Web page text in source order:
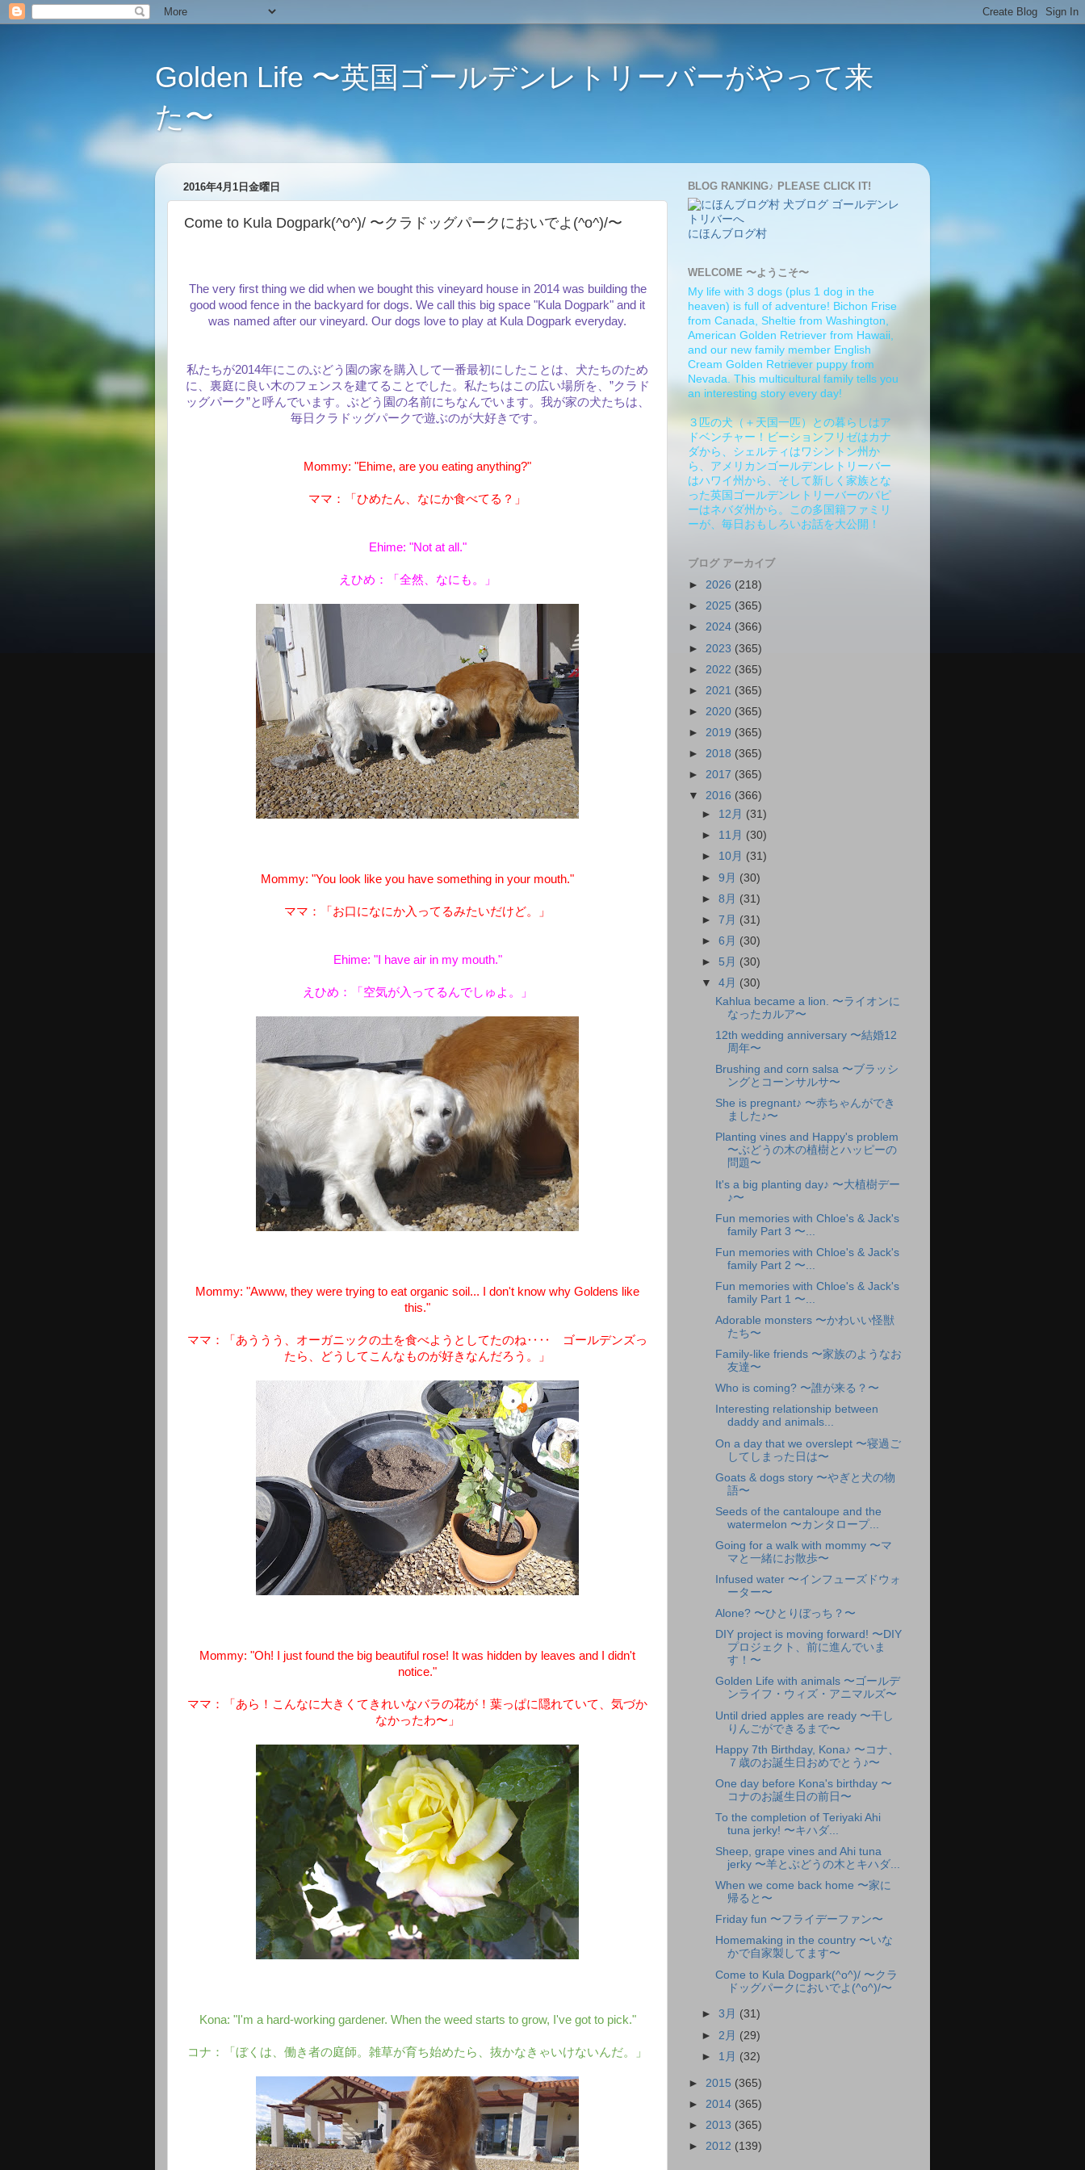
Golden Life 〜英国ゴールデンレトリーバーがやって来
た〜
2016年4月1日金曜日
Come to Kula Dogpark(^o^)/ 〜クラドッグパークにおいでよ(^o^)/〜
The very first thing we did when we bought this vineyard house in 2014 was building the
good wood fence in the backyard for dogs. We call this big space "Kula Dogpark" and it
was named after our vineyard. Our dogs love to play at Kula Dogpark everyday.
私たちが2014年にこのぶどう園の家を購入して一番最初にしたことは、犬たちのため
に、裏庭に良い木のフェンスを建てることでした。私たちはこの広い場所を、”クラド
ッグパーク”と呼んでいます。ぶどう園の名前にちなんでいます。我が家の犬たちは、
毎日クラドッグパークで遊ぶのが大好きです。
Mommy: "Ehime, are you eating anything?"
ママ：「ひめたん、なにか食べてる？」
Ehime: "Not at all."
えひめ：「全然、なにも。」
Mommy: "You look like you have something in your mouth."
ママ：「お口になにか入ってるみたいだけど。」
Ehime: "I have air in my mouth."
えひめ：「空気が入ってるんでしゅよ。」
Mommy: "Awww, they were trying to eat organic soil... I don't know why Goldens like
this."
ママ：「あううう、オーガニックの土を食べようとしてたのね‥‥ ゴールデンズっ
たら、どうしてこんなものが好きなんだろう。」
Mommy: "Oh! I just found the big beautiful rose! It was hidden by leaves and I didn't
notice."
ママ：「あら！こんなに大きくてきれいなバラの花が！葉っぱに隠れていて、気づか
なかったわ〜」
Kona: "I'm a hard-working gardener. When the weed starts to grow, I've got to pick."
コナ：「ぼくは、働き者の庭師。雑草が育ち始めたら、抜かなきゃいけないんだ。」
BLOG RANKING♪ PLEASE CLICK IT!
にほんブログ村
WELCOME 〜ようこそ〜
My life with 3 dogs (plus 1 dog in the
heaven) is full of adventure! Bichon Frise
from Canada, Sheltie from Washington,
American Golden Retriever from Hawaii,
and our new family member English
Cream Golden Retriever puppy from
Nevada. This multicultural family tells you
an interesting story every day!
３匹の犬（＋天国一匹）との暮らしはア
ドベンチャー！ビーションフリゼはカナ
ダから、シェルティはワシントン州か
ら、アメリカンゴールデンレトリーバー
はハワイ州から、そして新しく家族とな
った英国ゴールデンレトリーバーのパピ
ーはネバダ州から。この多国籍ファミリ
ーが、毎日おもしろいお話を大公開！
ブログ アーカイブ
► 2026 (218)
► 2025 (365)
► 2024 (366)
► 2023 (365)
► 2022 (365)
► 2021 (365)
► 2020 (365)
► 2019 (365)
► 2018 (365)
► 2017 (365)
▼ 2016 (366)
► 12月 (31)
► 11月 (30)
► 10月 (31)
►9月 (30)
►8月 (31)
►7月 (31)
►6月 (30)
► 5月 (30)
▼4月 (30)
Kahlua became a lion. 〜ライオンに
なったカルア〜
12th wedding anniversary 〜結婚12
周年〜
Brushing and corn salsa 〜ブラッシ
ングとコーンサルサ〜
She is pregnant♪ 〜赤ちゃんができ
ました♪〜
Planting vines and Happy's problem
〜ぶどうの木の植樹とハッピーの
問題〜
It's a big planting day♪ 〜大植樹デー
♪〜
Fun memories with Chloe's & Jack's
family Part 3 〜...
Fun memories with Chloe's & Jack's
family Part 2 〜...
Fun memories with Chloe's & Jack's
family Part 1 〜...
Adorable monsters 〜かわいい怪獣
たち〜
Family-like friends 〜家族のようなお
友達〜
Who is coming? 〜誰が来る？〜
Interesting relationship between
daddy and animals...
On a day that we overslept 〜寝過ご
してしまった日は〜
Goats & dogs story 〜やぎと犬の物
語〜
Seeds of the cantaloupe and the
watermelon 〜カンタロープ...
Going for a walk with mommy 〜マ
マと一緒にお散歩〜
Infused water 〜インフューズドウォ
ーター〜
Alone? 〜ひとりぼっち？〜
DIY project is moving forward! 〜DIY
プロジェクト、前に進んでいま
す！〜
Golden Life with animals 〜ゴールデ
ンライフ・ウィズ・アニマルズ〜
Until dried apples are ready 〜干し
りんごができるまで〜
Happy 7th Birthday, Kona♪ 〜コナ、
７歳のお誕生日おめでとう♪〜
One day before Kona's birthday 〜
コナのお誕生日の前日〜
To the completion of Teriyaki Ahi
tuna jerky! 〜キハダ...
Sheep, grape vines and Ahi tuna
jerky 〜羊とぶどうの木とキハダ...
When we come back home 〜家に
帰ると〜
Friday fun 〜フライデーファン〜
Homemaking in the country 〜いな
かで自家製してます〜
Come to Kula Dogpark(^o^)/ 〜クラ
ドッグパークにおいでよ(^o^)/〜
►3月 (31)
► 2月 (29)
► 1月 (32)
► 2015 (365)
► 2014 (365)
► 2013 (365)
► 2012 (139)